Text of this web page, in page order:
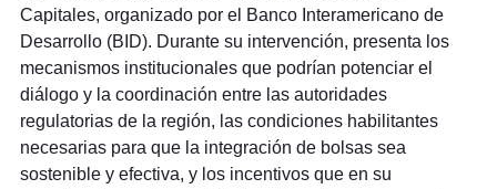
Capitales, organizado por el Banco Interamericano de
Desarrollo (BID). Durante su intervención, presenta los
mecanismos institucionales que podrían potenciar el
diálogo y la coordinación entre las autoridades
regulatorias de la región, las condiciones habilitantes
necesarias para que la integración de bolsas sea
sostenible y efectiva, y los incentivos que en su